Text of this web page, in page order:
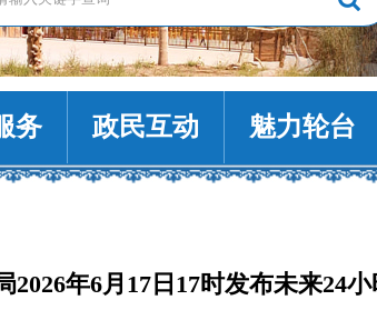
务 政民互动 魅力轮台
2026年6月17日17时发布未来24